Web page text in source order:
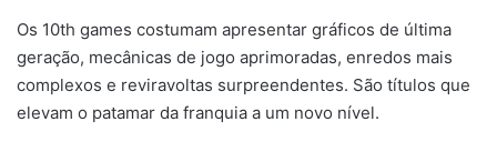
Os 10th games costumam apresentar gráficos de última
geração, mecânicas de jogo aprimoradas, enredos mais
complexos e reviravoltas surpreendentes. São títulos que
elevam o patamar da franquia a um novo nível.